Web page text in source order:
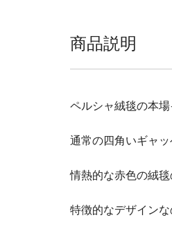
商品説明
ペルシャ絨毯の本
通常の四角いギャ
情熱的な赤色の絨
特徴的なデザイン